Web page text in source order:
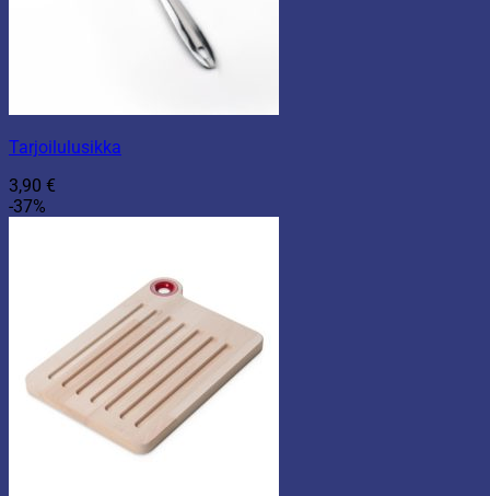
Tarjoilulusikka
3,90 €
-37%